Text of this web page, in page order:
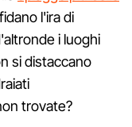
l'ira di
i luoghi
si distaccano
trovate?